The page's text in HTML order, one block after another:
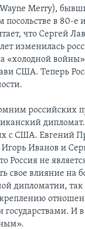
Merry),
посольстве в 80-
что Сергей
изменилась
«холодной
США. Теперь
российских
дипломат.
с США. Евгений
Иванов и
Россия не
свое влияние на
дипломатии,
И